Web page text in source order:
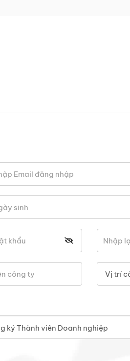
ký Thành viên Doanh nghiệp